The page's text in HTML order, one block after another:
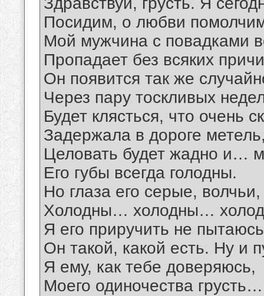
Посидим, о любви
Мой мужчина с повадками
Пропадает без всяких
Он появится так же
Через пару тоскливых
Будет клясться, что очень
Задержала в дороге
Целовать будет жадно и…
Его губы всегда голодны.
Но глаза его серые, волчьи,
Холодны… холодны…
Я его приручить не
Он такой, какой есть. Ну и
Я ему, как тебе доверяюсь,
Моего одиночества грусть…